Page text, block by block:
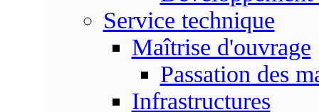
Service technique
Maîtrise d'ouvrage
Passation des
Infrastructures